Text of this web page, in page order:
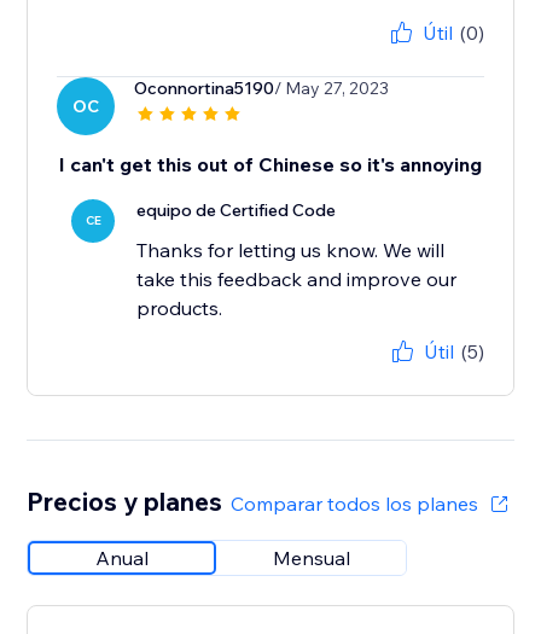
Útil (0)
OC
Oconnortina5190/ May 27, 2023
I can't get this out of Chinese so it's annoying
CE equipo de Certified Code
Thanks for letting us know. We will
take this feedback and improve our
products.
Útil (5)
Precios y planes Comparar todos los planes
Anual Mensual